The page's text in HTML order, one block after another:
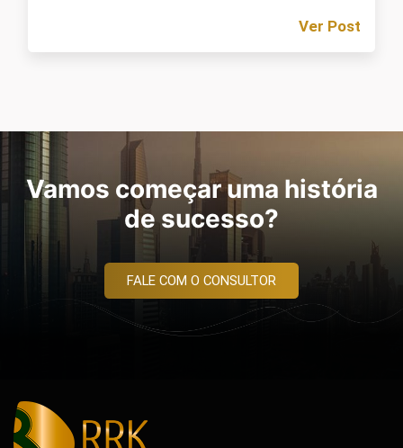
Ver Post
Vamos começar uma história
de sucesso?
FALE COM O CONSULTOR